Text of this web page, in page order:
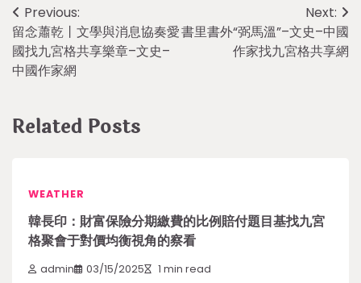
Post
navigation
Previous:
留念蕭乾丨文學與消息協奏愛
國找九宮格共享樂章–文史–
中國作家網
Next:
書里書外“弼馬溫”–文史–中國
作家找九宮格共享網
Related Posts
WEATHER
韓長印：財富保險分期繳費的比例賠付題目基找九宮
格聚會于對價均衡視角的察看
admin 03/15/2025 1 min read